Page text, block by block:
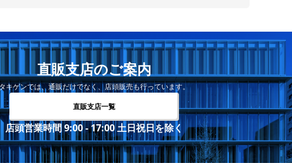
直販支店のご案内
キゲンでは、通販だけでなく、店頭販売も行っています。
直販支店一覧
店頭営業時間 9:00 - 17:00 土日祝日を除く